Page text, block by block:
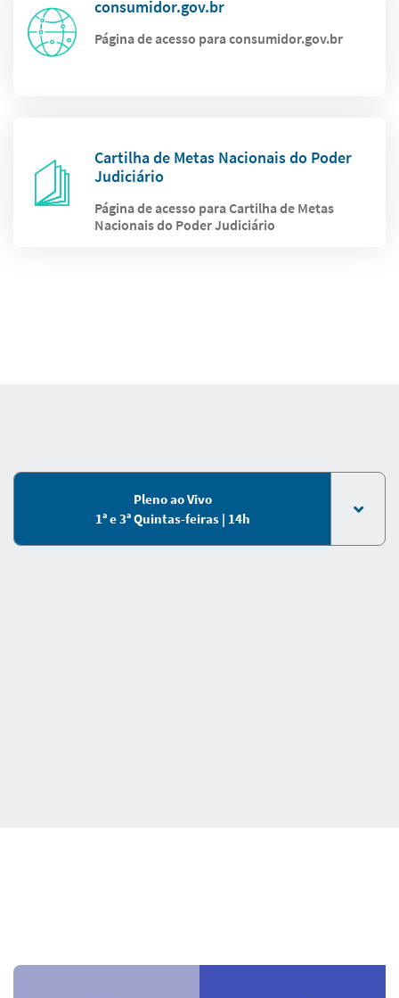
consumidor.gov.br
Página de acesso para consumidor.gov.br
Cartilha de Metas Nacionais do Poder
Judiciário
Página de acesso para Cartilha de Metas
Nacionais do Poder Judiciário
Pleno ao Vivo
1ª e 3ª Quintas-feiras | 14h